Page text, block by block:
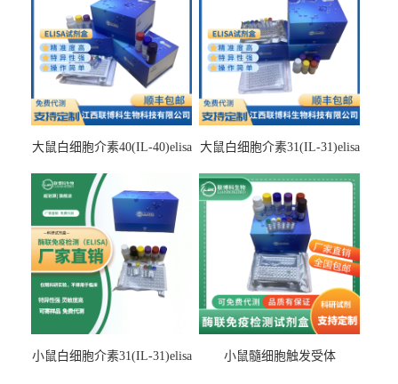
大鼠白细胞介素40(IL-40)elisa
大鼠白细胞介素31(IL-31)elisa
小鼠白细胞介素31(IL-31)elisa
小鼠髓细胞触发受体